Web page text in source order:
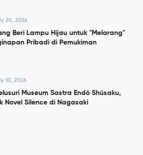
20, 2026
Beri Lampu Hijau untuk "Melarang"
Pribadi di Pemukiman
10, 2026
Museum Sastra Endō Shūsaku,
Novel Silence di Nagasaki